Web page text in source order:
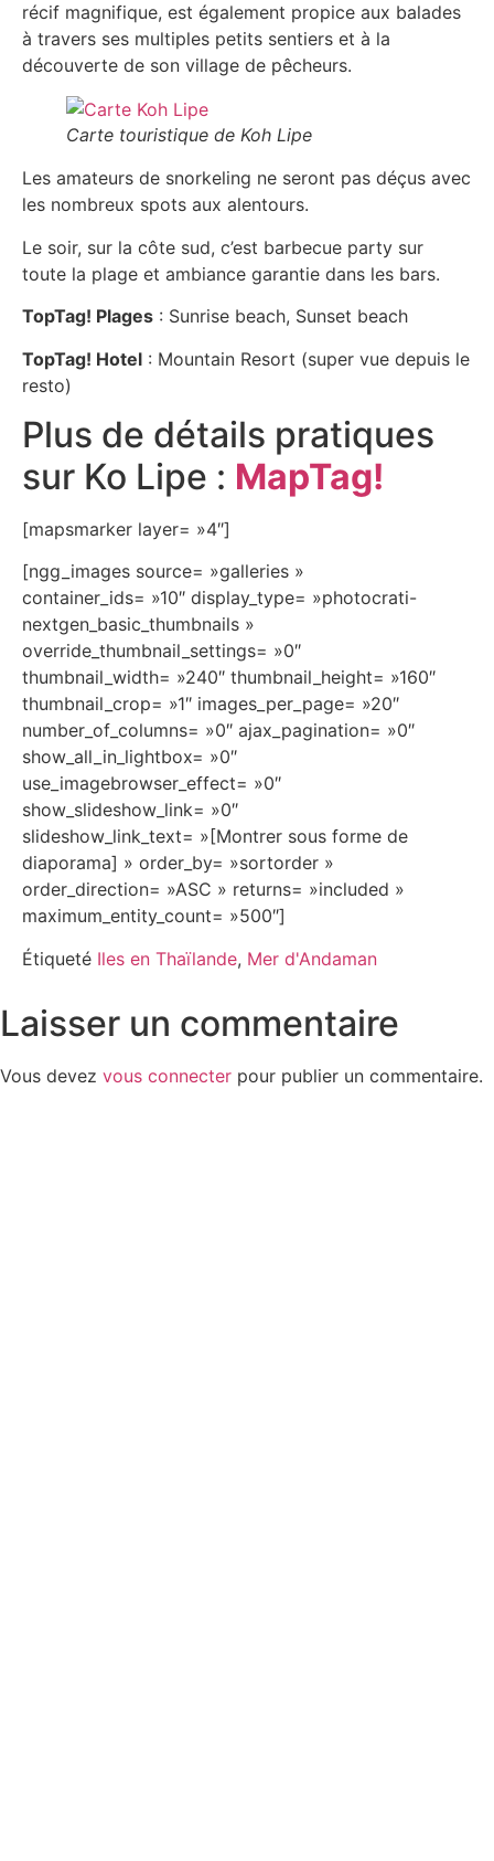
récif magnifique, est également propice aux balades
à travers ses multiples petits sentiers et à la
découverte de son village de pêcheurs.
Carte touristique de Koh Lipe
Les amateurs de snorkeling ne seront pas déçus avec
les nombreux spots aux alentours.
Le soir, sur la côte sud, c’est barbecue party sur
toute la plage et ambiance garantie dans les bars.
TopTag! Plages : Sunrise beach, Sunset beach
TopTag! Hotel : Mountain Resort (super vue depuis le
resto)
Plus de détails pratiques
sur Ko Lipe : MapTag!
[mapsmarker layer= »4″]
[ngg_images source= »galleries »
container_ids= »10″ display_type= »photocrati-
nextgen_basic_thumbnails »
override_thumbnail_settings= »0″
thumbnail_width= »240″ thumbnail_height= »160″
thumbnail_crop= »1″ images_per_page= »20″
number_of_columns= »0″ ajax_pagination= »0″
show_all_in_lightbox= »0″
use_imagebrowser_effect= »0″
show_slideshow_link= »0″
slideshow_link_text= »[Montrer sous forme de
diaporama] » order_by= »sortorder »
order_direction= »ASC » returns= »included »
maximum_entity_count= »500″]
Étiqueté Iles en Thaïlande, Mer d'Andaman
Laisser un commentaire
Vous devez vous connecter pour publier un commentaire.